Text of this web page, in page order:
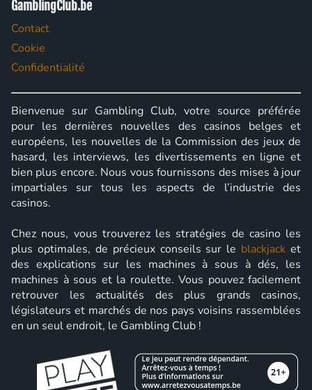
GamblingClub.be
Contact
Cookie
Confidentialité
Bienvenue sur Gambling Club, votre source préférée
pour les dernières nouvelles des casinos belges et
européens, les nouvelles de la Commission des jeux de
hasard, les interviews, les divertissements en ligne et
bien plus encore. Nous vous fournissons des mises à jour
impartiales sur tous les aspects de l’industrie des
casinos.
Chez nous, vous trouverez les stratégies de casino les
plus optimales, de précieux conseils sur le blackjack et
des explications sur les machines à sous à dés, les
machines à sous et la roulette. Vous pouvez facilement
retrouver les actualités des plus grands casinos,
législateurs et marchés de nos pays voisins rassemblées
en un seul endroit, le Gambling Club !